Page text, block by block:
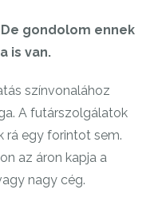
gondolom ennek
is van.
színvonalához
A futárszolgálatok
rá egy forintot sem.
az áron kapja a
nagy cég.